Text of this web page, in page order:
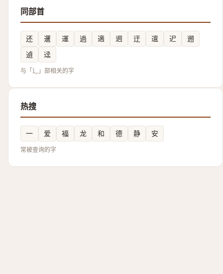
同部首
还 䢲 運 過 適 䢛 迂 邅 迉
遡
遉
迳
与「辶」部相关的字
热搜
一 爱 福 龙 和 德 静 安
常被查询的字